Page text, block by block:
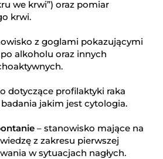
we krwi”) oraz pomiar
krwi.
z goglami pokazującymi
alkoholu oraz innych
dotyczące profilaktyki raka
jakim jest cytologia.
– stanowisko mające na
z zakresu pierwszej
w sytuacjach nagłych.